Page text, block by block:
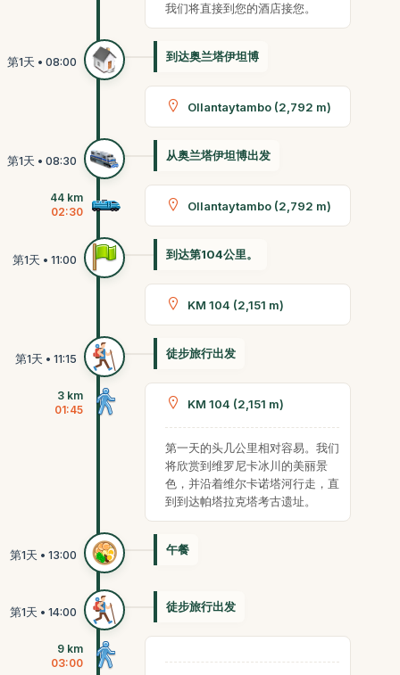
我们将直接到您的酒店接您。
到达奥兰塔伊坦博
Ollantaytambo (2,792 m)
从奥兰塔伊坦博出发
44 km
02:30
Ollantaytambo (2,792 m)
到达第104公里。
KM 104 (2,151 m)
徒步旅行出发
3 km
01:45
KM 104 (2,151 m)
第一天的头几公里相对容易。我们
将欣赏到维罗尼卡冰川的美丽景
色，并沿着维尔卡诺塔河行走，直
到到达帕塔拉克塔考古遗址。
午餐
徒步旅行出发
9 km
03:00